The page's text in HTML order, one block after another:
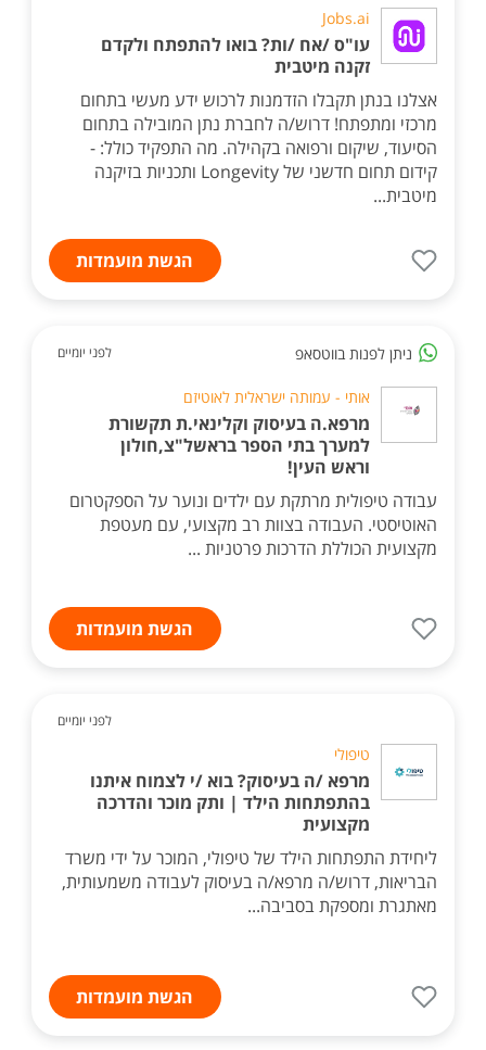
Jobs.ai
עו"ס /אח /ות? בואו להתפתח ולקדם
זקנה מיטבית
אצלנו בנתן תקבלו הזדמנות לרכוש ידע מעשי בתחום
מרכזי ומתפתח! דרוש/ה לחברת נתן המובילה בתחום
הסיעוד, שיקום ורפואה בקהילה. מה התפקיד כולל: -
קידום תחום חדשני של Longevity ותכניות בזיקנה
מיטבית...
הגשת מועמדות
ניתן לפנות בווטסאפ לפני יומיים
אותי - עמותה ישראלית לאוטיזם
מרפא.ה בעיסוק וקלינאי.ת תקשורת
למערך בתי הספר בראשל"צ,חולון
וראש העין!
עבודה טיפולית מרתקת עם ילדים ונוער על הספקטרום
האוטיסטי. העבודה בצוות רב מקצועי, עם מעטפת
מקצועית הכוללת הדרכות פרטניות ...
הגשת מועמדות
לפני יומיים
טיפולי
מרפא /ה בעיסוק? בוא /י לצמוח איתנו
בהתפתחות הילד | ותק מוכר והדרכה
מקצועית
ליחידת התפתחות הילד של טיפולי, המוכר על ידי משרד
הבריאות, דרוש/ה מרפא/ה בעיסוק לעבודה משמעותית,
מאתגרת ומספקת בסביבה...
הגשת מועמדות